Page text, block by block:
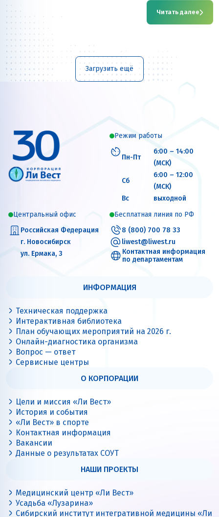
Читать далее
Загрузить ещё
Режим работы
Пн-Пт
6:00 – 14:00
(МСК)
Сб
6:00 – 12:00
(МСК)
Вс
выходной
Центральный офис
Российская Федерация
г. Новосибирск
ул. Ермака, 3
Бесплатная линия по РФ
8 (800) 700 78 33
liwest@liwest.ru
Контактная информация
по департаментам
ИНФОРМАЦИЯ
Техническая поддержка
Интерактивная библиотека
План обучающих мероприятий на 2026 г.
Онлайн-диагностика организма
Вопрос — ответ
Сервисные центры
О КОРПОРАЦИИ
Цели и миссия «Ли Вест»
История и события
«Ли Вест» в спорте
Контактная информация
Вакансии
Данные о результатах СОУТ
НАШИ ПРОЕКТЫ
Медицинский центр «Ли Вест»
Усадьба «Лузарина»
Сибирский институт интегративной медицины «Ли